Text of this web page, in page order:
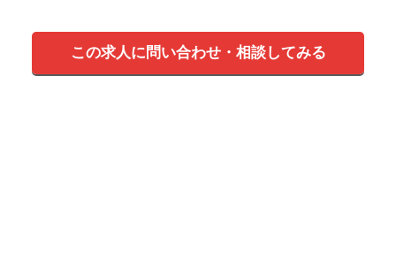
この求人に問い合わせ・相談してみる